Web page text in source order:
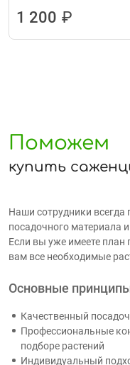
1 200 ₽
Поможем
купить
Наши сотрудники всегда
посадочного материала
Если вы уже имеете
вам все необходимые
Основные
Качественный
Профессиональные
подборе растений
Индивидуальный